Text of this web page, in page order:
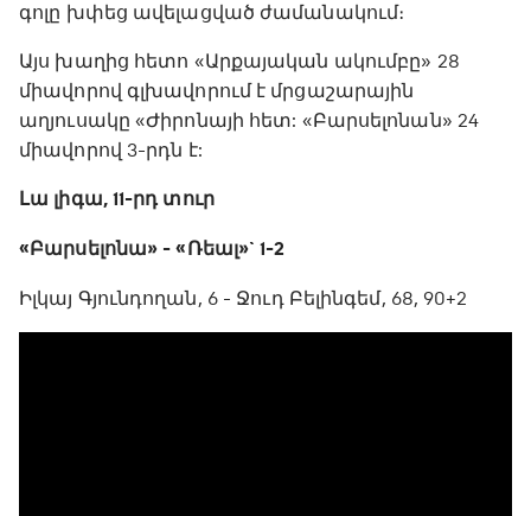
գոլը խփեց ավելացված ժամանակում։
Այս խաղից հետո «Արքայական ակումբը» 28
միավորով գլխավորում է մրցաշարային
աղյուսակը «Ժիրոնայի հետ: «Բարսելոնան» 24
միավորով 3-րդն է:
Լա լիգա, 11-րդ տուր
«Բարսելոնա» - «Ռեալ»` 1-2
Իլկայ Գյունդողան, 6 - Ջուդ Բելինգեմ, 68, 90+2